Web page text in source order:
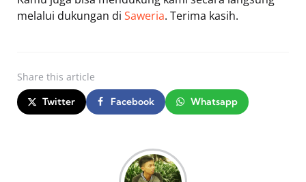
melalui dukungan di Saweria. Terima kasih.
Share this article
Twitter Facebook Whatsapp